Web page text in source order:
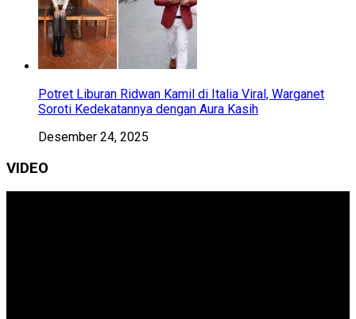
Potret Liburan Ridwan Kamil di Italia Viral, Warganet
Soroti Kedekatannya dengan Aura Kasih
Desember 24, 2025
VIDEO